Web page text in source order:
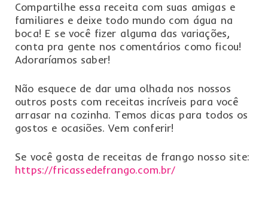
Compartilhe essa receita com suas amigas e
familiares e deixe todo mundo com água na
boca! E se você fizer alguma das variações,
conta pra gente nos comentários como ficou!
Adoraríamos saber!
Não esquece de dar uma olhada nos nossos
outros posts com receitas incríveis para você
arrasar na cozinha. Temos dicas para todos os
gostos e ocasiões. Vem conferir!
Se você gosta de receitas de frango nosso site:
https://fricassedefrango.com.br/